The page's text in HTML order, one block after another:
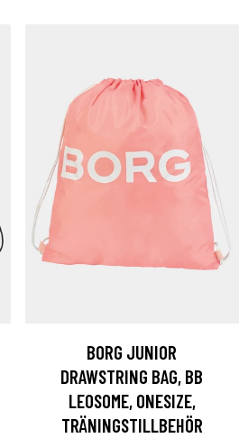
BORG JUNIOR
DRAWSTRING BAG, BB
LEOSOME, ONESIZE,
TRÄNINGSTILLBEHÖR